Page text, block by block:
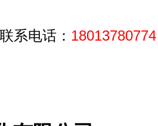
系电话： 18013780774